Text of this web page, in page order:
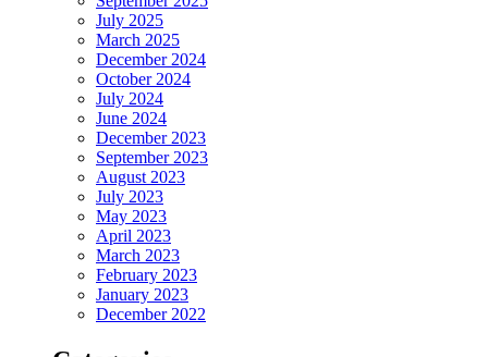
July 2025
March 2025
December 2024
October 2024
July 2024
June 2024
December 2023
September 2023
August 2023
July 2023
May 2023
April 2023
March 2023
February 2023
January 2023
December 2022